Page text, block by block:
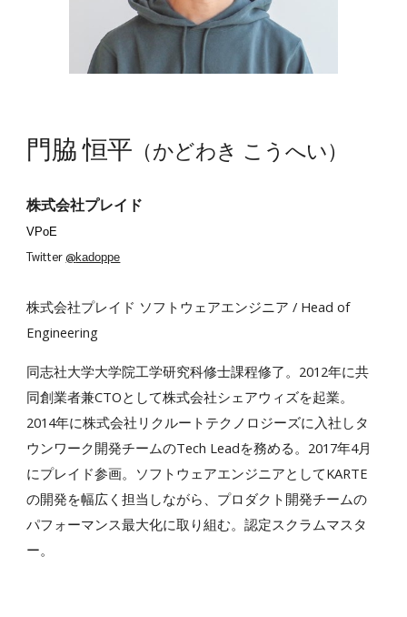
門脇 恒平 （かどわき こうへい）
株式会社プレイド
VPoE
Twitter @kadoppe
株式会社プレイド ソフトウェアエンジニア / Head of
Engineering
同志社大学大学院工学研究科修士課程修了。2012年に共
同創業者兼CTOとして株式会社シェアウィズを起業。
2014年に株式会社リクルートテクノロジーズに入社しタ
ウンワーク開発チームのTech Leadを務める。2017年4月
にプレイド参画。ソフトウェアエンジニアとしてKARTE
の開発を幅広く担当しながら、プロダクト開発チームの
パフォーマンス最大化に取り組む。認定スクラムマスタ
ー。